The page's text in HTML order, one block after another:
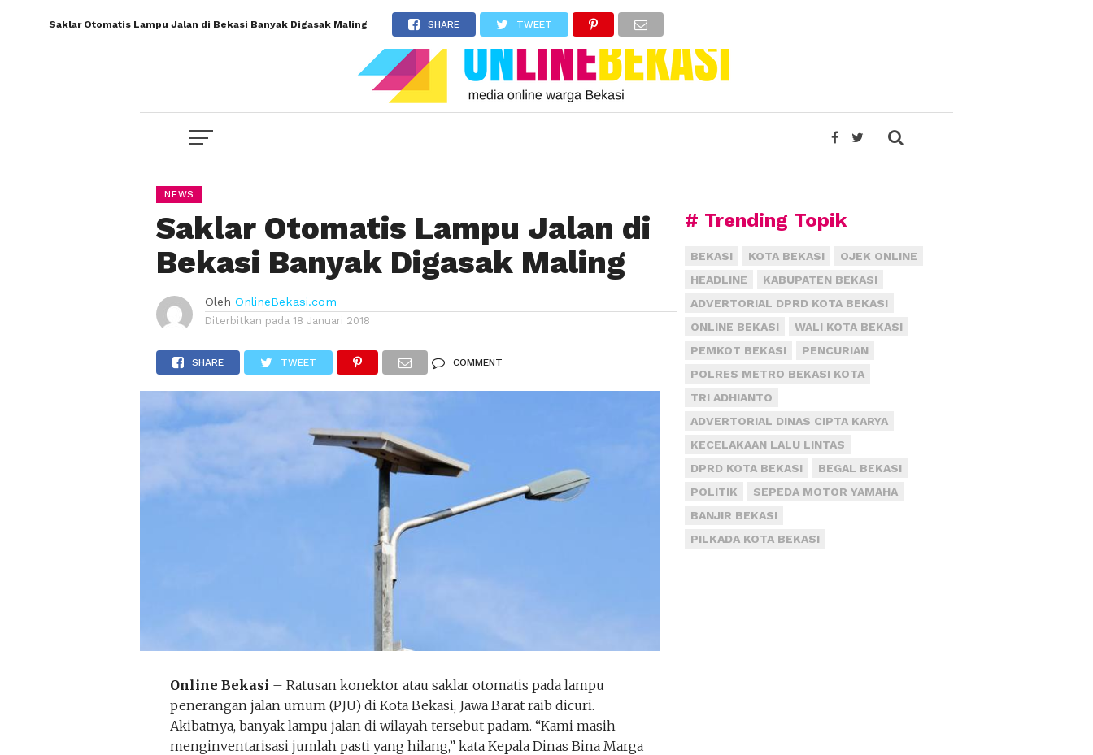
Saklar Otomatis Lampu Jalan di Bekasi Banyak Digasak Maling SHARE TWEET
NEWS
Saklar Otomatis Lampu Jalan di
Bekasi Banyak Digasak Maling
Oleh OnlineBekasi.com
Diterbitkan pada 18 Januari 2018
SHARE TWEET COMMENT
Online Bekasi – Ratusan konektor atau saklar otomatis pada lampu
penerangan jalan umum (PJU) di Kota Bekasi, Jawa Barat raib dicuri.
Akibatnya, banyak lampu jalan di wilayah tersebut padam. “Kami masih
menginventarisasi jumlah pasti yang hilang,” kata Kepala Dinas Bina Marga
# Trending Topik
BEKASI KOTA BEKASI
OJEK ONLINE
HEADLINE
KABUPATEN BEKASI
ADVERTORIAL DPRD KOTA BEKASI
ONLINE BEKASI
WALI KOTA BEKASI
PEMKOT BEKASI
PENCURIAN
POLRES METRO BEKASI KOTA
TRI ADHIANTO
ADVERTORIAL DINAS CIPTA KARYA
KECELAKAAN LALU LINTAS
DPRD KOTA BEKASI
BEGAL BEKASI
POLITIK
SEPEDA MOTOR YAMAHA
BANJIR BEKASI
PILKADA KOTA BEKASI